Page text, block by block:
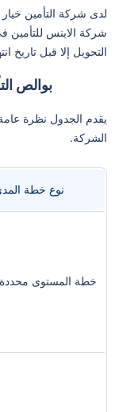
لدى شركة التأمين
شركة الاينس للتأمين
التحويل إلا قبل تاريخ
بوالص
يقدم الجدول نظرة
الشركة.
نوع خطة
خطة المستوى محددة